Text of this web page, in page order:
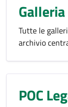
Tutte le
archivio
POC